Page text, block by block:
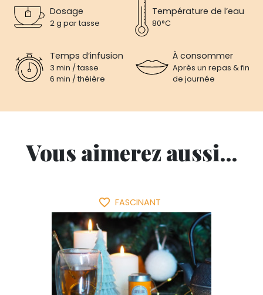
Dosage
2 g par tasse
Température de l’eau
80°C
Temps d’infusion
3 min / tasse
6 min / théière
À consommer
Après un repas & fin
de journée
Vous aimerez aussi...
favorite_border FASCINANT